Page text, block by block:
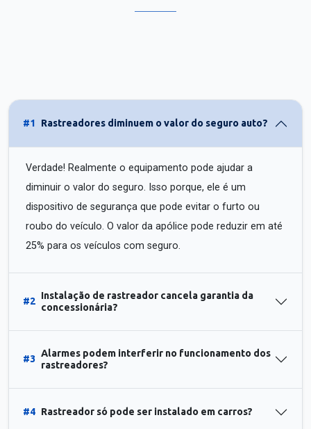
#1 Rastreadores diminuem o valor do seguro auto?
Verdade! Realmente o equipamento pode ajudar a
diminuir o valor do seguro. Isso porque, ele é um
dispositivo de segurança que pode evitar o furto ou
roubo do veículo. O valor da apólice pode reduzir em até
25% para os veículos com seguro.
#2
Instalação de rastreador cancela garantia da
concessionária?
#3
Alarmes podem interferir no funcionamento dos
rastreadores?
#4 Rastreador só pode ser instalado em carros?